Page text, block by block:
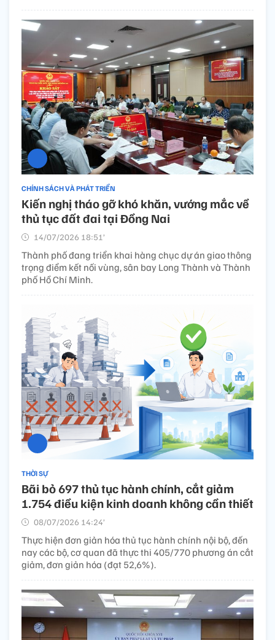
CHÍNH SÁCH VÀ PHÁT TRIỂN
Kiến nghị tháo gỡ khó khăn, vướng mắc về
thủ tục đất đai tại Đồng Nai
14/07/2026 18:51’
Thành phố đang triển khai hàng chục dự án giao thông
trọng điểm kết nối vùng, sân bay Long Thành và Thành
phố Hồ Chí Minh.
THỜI SỰ
Bãi bỏ 697 thủ tục hành chính, cắt giảm
1.754 điều kiện kinh doanh không cần thiết
08/07/2026 14:24’
Thực hiện đơn giản hóa thủ tục hành chính nội bộ, đến
nay các bộ, cơ quan đã thực thi 405/770 phương án cắt
giảm, đơn giản hóa (đạt 52,6%).